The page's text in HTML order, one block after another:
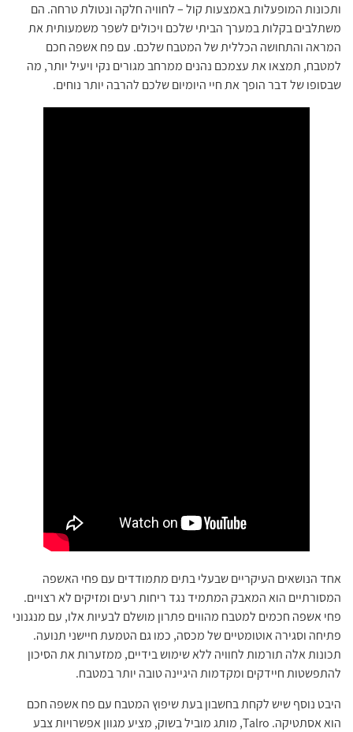
ותכונות המופעלות באמצעות קול – לחוויה חלקה ונטולת טרחה. הם
משתלבים בקלות במערך הביתי שלכם ויכולים לשפר משמעותית את
המראה והתחושה הכללית של המטבח שלכם. עם פח אשפה חכם
למטבח, תמצאו את עצמכם נהנים ממרחב מגורים נקי ויעיל יותר, מה
שבסופו של דבר הופך את חיי היומיום שלכם להרבה יותר נוחים.
אחד הנושאים העיקריים שבעלי בתים מתמודדים עם פחי האשפה
המסורתיים הוא המאבק המתמיד נגד ריחות רעים ומזיקים לא רצויים.
פחי אשפה חכמים למטבח מהווים פתרון מושלם לבעיות אלו, עם מנגנוני
פתיחה וסגירה אוטומטיים של מכסה, כמו גם הטמעת חיישני תנועה.
תכונות אלה תורמות לחוויה ללא שימוש בידיים, ממזערות את הסיכון
להתפשטות חיידקים ומקדמות היגיינה טובה יותר במטבח.
היבט נוסף שיש לקחת בחשבון בעת שיפוץ המטבח עם פח אשפה חכם
הוא אסתטיקה. Talro, מותג מוביל בשוק, מציע מגוון אפשרויות צבע